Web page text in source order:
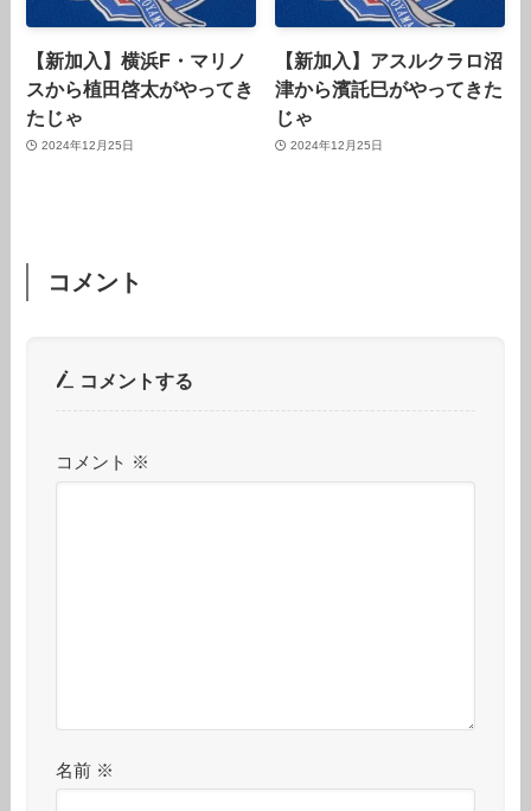
【新加入】横浜F・マリノ
スから植田啓太がやってき
たじゃ
2024年12月25日
【新加入】アスルクラロ沼
津から濱託巳がやってきた
じゃ
2024年12月25日
コメント
コメントする
コメント ※
名前 ※